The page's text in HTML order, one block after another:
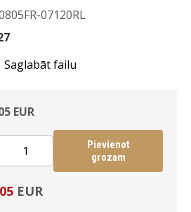
07120RL
Saglabāt failu
EUR
Pievienot
grozam
EUR